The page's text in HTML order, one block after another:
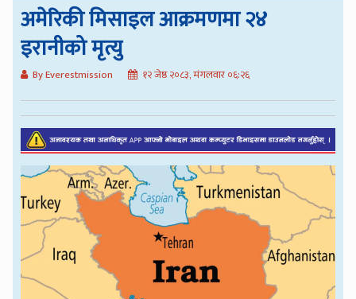
अमेरिकी मिसाइल आक्रमणमा २४
इरानीको मृत्यु
By Everestmission १२ जेष्ठ २०८३, मंगलवार ०६:२६